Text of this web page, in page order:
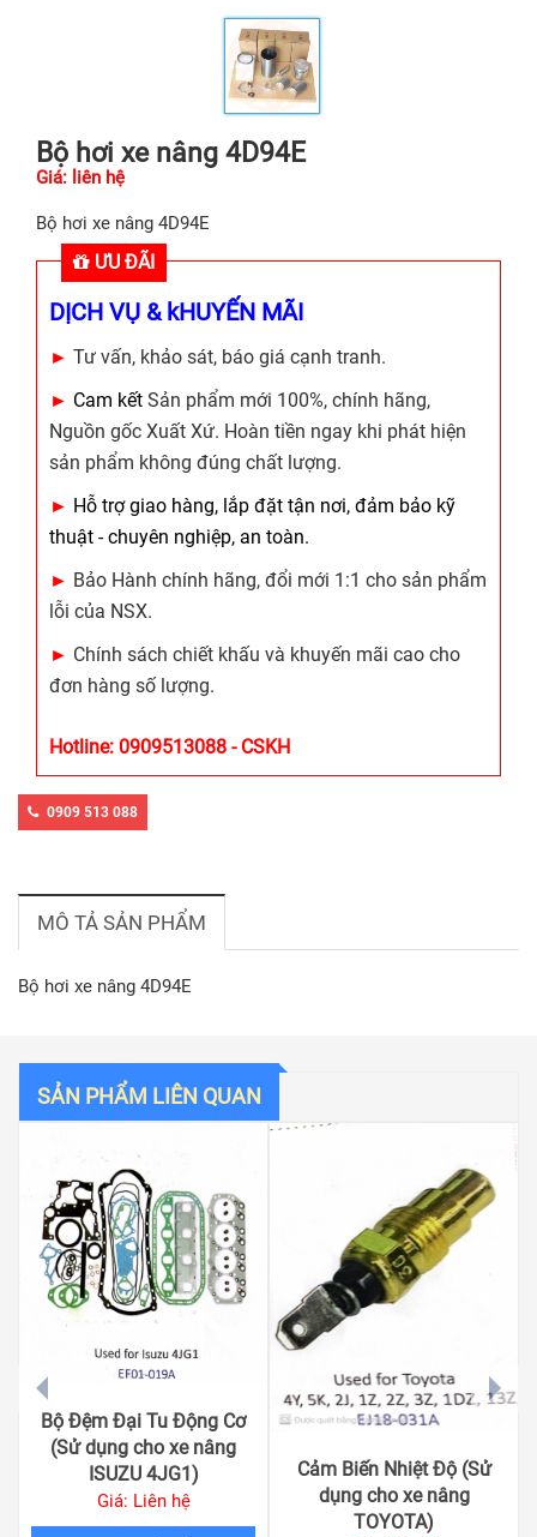
Bộ hơi xe nâng 4D94E
Giá: liên hệ
Bộ hơi xe nâng 4D94E
ƯU ĐÃI
DỊCH VỤ & kHUYẾN MÃI
► Tư vấn, khảo sát, báo giá cạnh tranh.
► Cam kết Sản phẩm mới 100%, chính hãng,
Nguồn gốc Xuất Xứ. Hoàn tiền ngay khi phát hiện
sản phẩm không đúng chất lượng.
► Hỗ trợ giao hàng, lắp đặt tận nơi, đảm bảo kỹ
thuật - chuyên nghiệp, an toàn.
► Bảo Hành chính hãng, đổi mới 1:1 cho sản phẩm
lỗi của NSX.
► Chính sách chiết khấu và khuyến mãi cao cho
đơn hàng số lượng.
Hotline: 0909513088 - CSKH
0909 513 088
MÔ TẢ SẢN PHẨM
Bộ hơi xe nâng 4D94E
SẢN PHẨM LIÊN QUAN
Bộ Đệm Đại Tu Động Cơ
(Sử dụng cho xe nâng
ISUZU 4JG1)
Giá: Liên hệ
Cảm Biến Nhiệt Độ (Sử
dụng cho xe nâng
TOYOTA)
prev next